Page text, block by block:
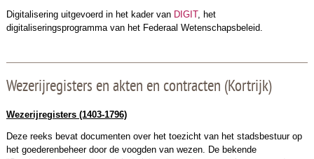
Digitalisering uitgevoerd in het kader van DIGIT, het
digitaliseringsprogramma van het Federaal Wetenschapsbeleid.
Wezerijregisters en akten en contracten (Kortrijk)
Wezerijregisters (1403-1796)
Deze reeks bevat documenten over het toezicht van het stadsbestuur op
het goederenbeheer door de voogden van wezen. De bekende